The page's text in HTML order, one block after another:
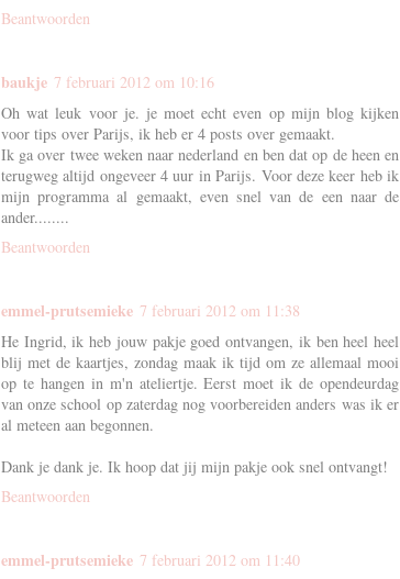
Beantwoorden
baukje 7 februari 2012 om 10:16
Oh wat leuk voor je. je moet echt even op mijn blog kijken
voor tips over Parijs, ik heb er 4 posts over gemaakt.
Ik ga over twee weken naar nederland en ben dat op de heen en
terugweg altijd ongeveer 4 uur in Parijs. Voor deze keer heb ik
mijn programma al gemaakt, even snel van de een naar de
ander........
Beantwoorden
emmel-prutsemieke 7 februari 2012 om 11:38
He Ingrid, ik heb jouw pakje goed ontvangen, ik ben heel heel
blij met de kaartjes, zondag maak ik tijd om ze allemaal mooi
op te hangen in m'n ateliertje. Eerst moet ik de opendeurdag
van onze school op zaterdag nog voorbereiden anders was ik er
al meteen aan begonnen.
Dank je dank je. Ik hoop dat jij mijn pakje ook snel ontvangt!
Beantwoorden
emmel-prutsemieke 7 februari 2012 om 11:40